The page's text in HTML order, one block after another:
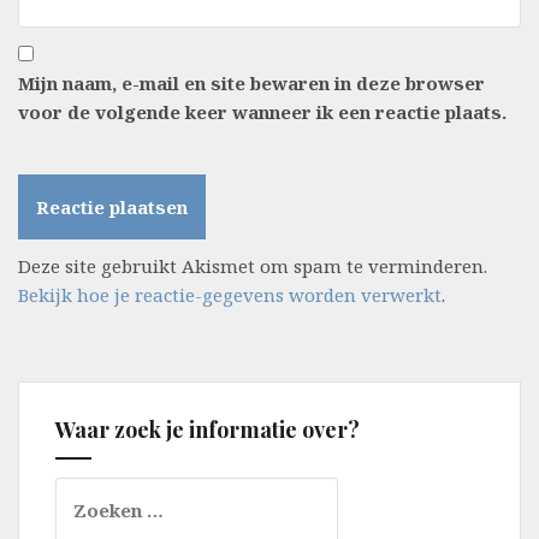
Mijn naam, e-mail en site bewaren in deze browser
voor de volgende keer wanneer ik een reactie plaats.
Deze site gebruikt Akismet om spam te verminderen.
Bekijk hoe je reactie-gegevens worden verwerkt.
Waar zoek je informatie over?
naar: